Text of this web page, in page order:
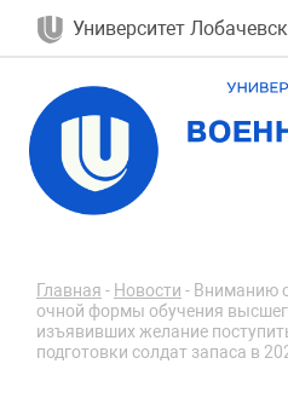
Университет
Главная - Новости - Вниманию
очной формы обучения
изъявивших желание
подготовки солдат запаса в